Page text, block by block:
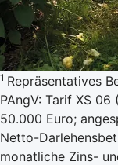
1 Repräsentatives
PAngV: Tarif XS
50.000 Euro;
Netto-
monatliche Zins-